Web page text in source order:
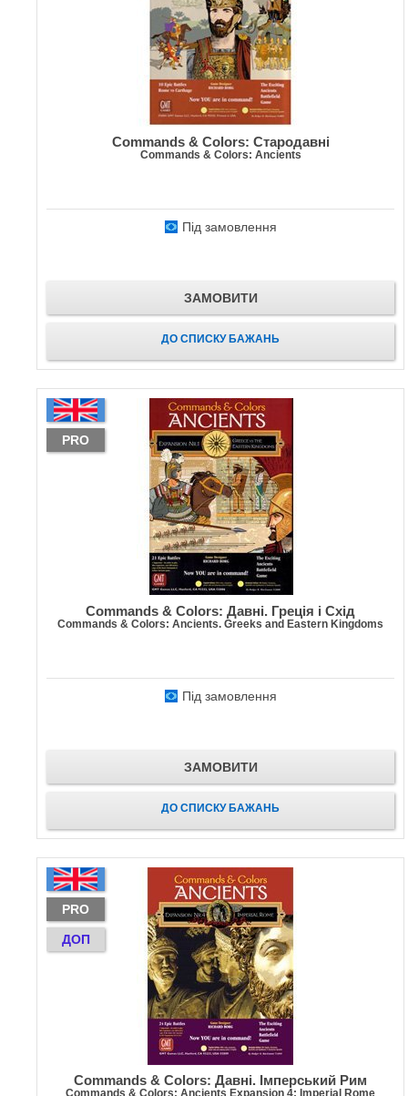
Commands & Colors: Стародавні
Commands & Colors: Ancients
Під замовлення
ЗАМОВИТИ
ДО СПИСКУ БАЖАНЬ
PRO
Commands & Colors: Давні. Греція і Схід
Commands & Colors: Ancients. Greeks and Eastern Kingdoms
Під замовлення
ЗАМОВИТИ
ДО СПИСКУ БАЖАНЬ
PRO
ДОП
Commands & Colors: Давні. Імперський Рим